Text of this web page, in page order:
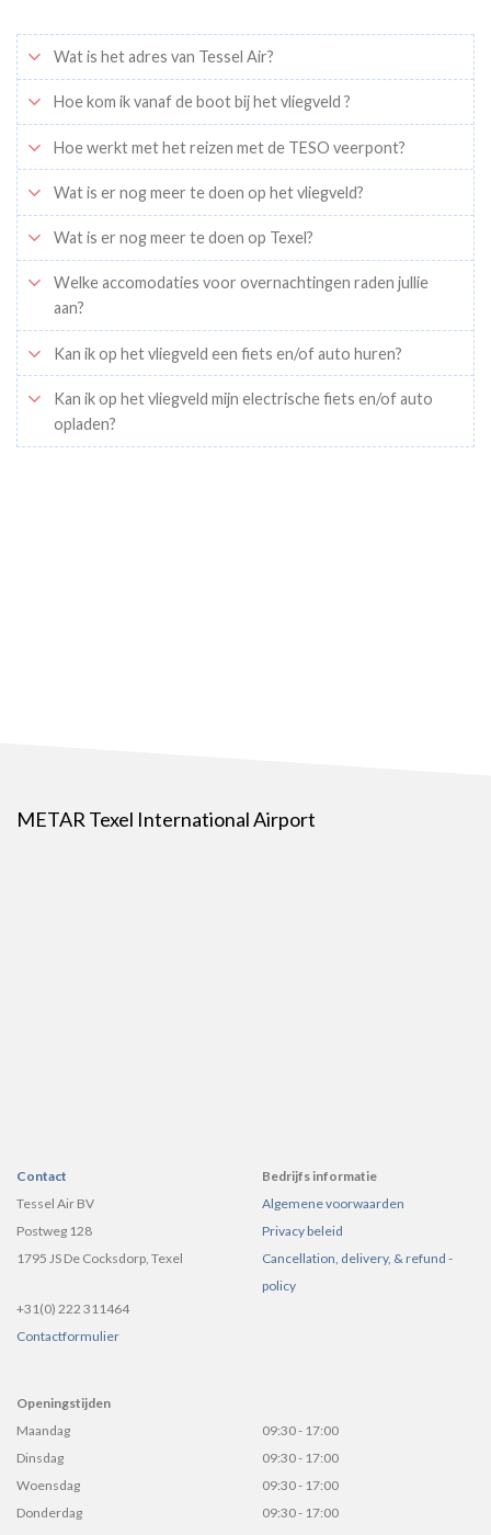
Wat is het adres van Tessel Air?
Hoe kom ik vanaf de boot bij het vliegveld ?
Hoe werkt met het reizen met de TESO veerpont?
Wat is er nog meer te doen op het vliegveld?
Wat is er nog meer te doen op Texel?
Welke accomodaties voor overnachtingen raden jullie
aan?
Kan ik op het vliegveld een fiets en/of auto huren?
Kan ik op het vliegveld mijn electrische fiets en/of auto
opladen?
METAR Texel International Airport
Contact
Tessel Air BV
Postweg 128
1795 JS De Cocksdorp, Texel
+31(0) 222 311464
Contactformulier
Bedrijfs informatie
Algemene voorwaarden
Privacy beleid
Cancellation, delivery, & refund -
policy
Openingstijden
Maandag
Dinsdag
Woensdag
Donderdag
09:30 - 17:00
09:30 - 17:00
09:30 - 17:00
09:30 - 17:00